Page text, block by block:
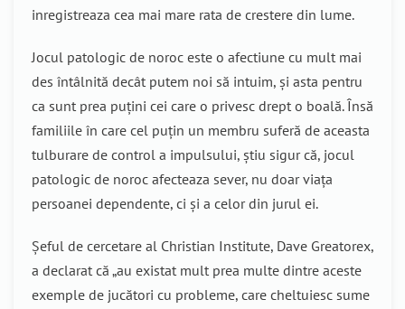
inregistreaza cea mai mare rata de crestere din lume.
Jocul patologic de noroc este o afectiune cu mult mai
des întâlnită decât putem noi să intuim, și asta pentru
ca sunt prea puțini cei care o privesc drept o boală. Însă
familiile în care cel puțin un membru suferă de aceasta
tulburare de control a impulsului, știu sigur că, jocul
patologic de noroc afecteaza sever, nu doar viața
persoanei dependente, ci și a celor din jurul ei.
Șeful de cercetare al Christian Institute, Dave Greatorex,
a declarat că „au existat mult prea multe dintre aceste
exemple de jucători cu probleme, care cheltuiesc sume